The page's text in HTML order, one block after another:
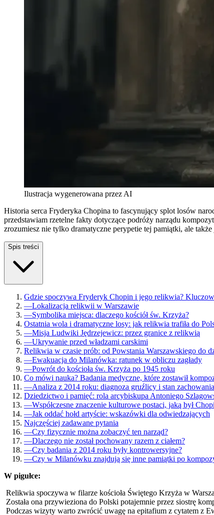
Ilustracja wygenerowana przez AI
Historia serca Fryderyka Chopina to fascynujący splot losów
przedstawiam rzetelne fakty dotyczące podróży narządu
zrozumiesz nie tylko dramatyczne perypetie tej pamiątki, ale
Spis treści
Gdzie spoczywa Fryderyk Chopin i jego relikwia?
—Lokalizacja relikwii w Warszawie
—Symbolika miejsca: dlaczego kościół św. Krzyża?
Ostatnia wola i dramatyczne losy: jak relikwia trafiła do
—Misja Ludwiki Jędrzejewicz: przez granice z relikwią
—Ukrywanie przed władzami carskimi
Relikwia w czasie prób: od Powstania Warszawskiego do
—Ewakuacja do Milanówka: ratunek w obliczu zagłady
—Powrót do kościoła św. Krzyża po 1945 roku
Co mówi nauka? Badania medyczne, które zostawił
—Analiza z 2014 roku: diagnoza gruźlicy i stan zachowania
Dziedzictwo i pamięć: rola arcybiskupa Antoniego
—Współczesne znaczenie kulturowe postaci, jaką był
—Jak oddać hołd artyście: wskazówki dla odwiedzających
Najczęściej zadawane pytania
—Czy fizycznie można zobaczyć ten narząd?
—Dlaczego nie został pochowany razem z ciałem?
—Czy badania z 2014 roku były kontrowersyjne?
—Czy w Milanówku znajdują się inne pamiątki po
W pigułce:
Relikwia spoczywa w filarze kościoła Świętego Krzyża w
Została ona przywieziona do Polski potajemnie przez siostrę
Podczas wizyty warto zwrócić uwagę na epitafium z cytatem z